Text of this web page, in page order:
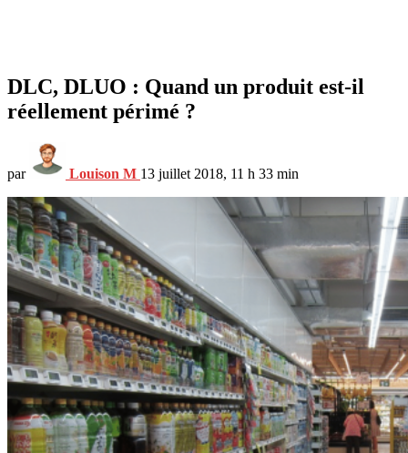
DLC, DLUO : Quand un produit est-il
réellement périmé ?
par Louison M 13 juillet 2018, 11 h 33 min